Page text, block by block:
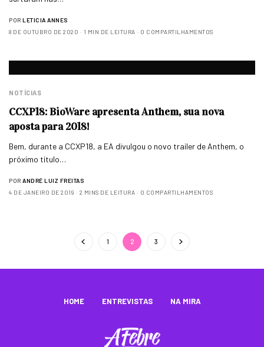
POR LETICIA ANNES
8 DE OUTUBRO DE 2020
1 MIN DE LEITURA 0 COMPARTILHAMENTOS
NOTÍCIAS
CCXP18: BioWare apresenta Anthem, sua nova
aposta para 2018!
Bem, durante a CCXP18, a EA divulgou o novo trailer de Anthem, o
próximo título…
POR ANDRÉ LUIZ FREITAS
4 DE JANEIRO DE 2019
2 MINS DE LEITURA 0 COMPARTILHAMENTOS
1 2 3
HOME ENTREVISTAS NA MIRA